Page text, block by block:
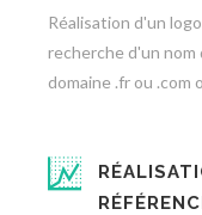
Réalisation d'un
recherche d'un nom
domaine .fr ou .com